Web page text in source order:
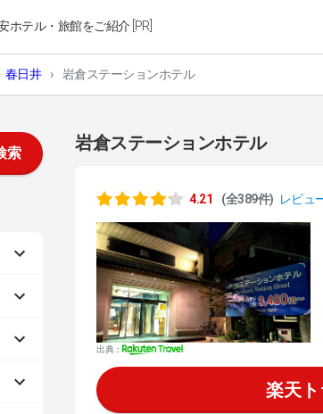
ホテル・旅館をご紹介 [PR]
春日井 › 岩倉ステーションホテル
岩倉ステーションホテル
4.21 (全389件) レビュ
出典：
楽天
索